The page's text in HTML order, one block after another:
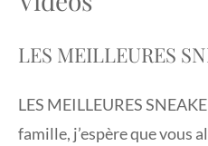
LES MEILLEURES
LES MEILLEURES
famille, j’espère que vous